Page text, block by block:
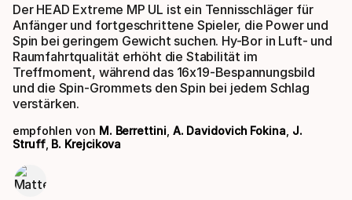
Der HEAD Extreme MP UL ist ein Tennisschläger für
Anfänger und fortgeschrittene Spieler, die Power und
Spin bei geringem Gewicht suchen. Hy-Bor in Luft- und
Raumfahrtqualität erhöht die Stabilität im
Treffmoment, während das 16x19-Bespannungsbild
und die Spin-Grommets den Spin bei jedem Schlag
verstärken.
empfohlen von M. Berrettini, A. Davidovich Fokina, J.
Struff, B. Krejcikova